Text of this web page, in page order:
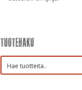
Tuotehaku